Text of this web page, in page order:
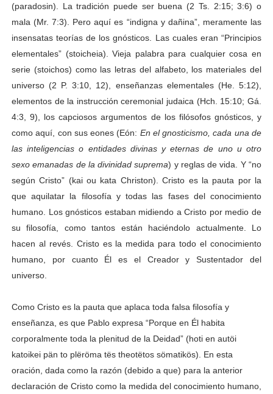
(paradosin). La tradición puede ser buena (2 Ts. 2:15; 3:6) o
mala (Mr. 7:3). Pero aquí es “indigna y dañina”, meramente las
insensatas teorías de los gnósticos. Las cuales eran “Principios
elementales” (stoicheia). Vieja palabra para cualquier cosa en
serie (stoichos) como las letras del alfabeto, los materiales del
universo (2 P. 3:10, 12), enseñanzas elementales (He. 5:12),
elementos de la instrucción ceremonial judaica (Hch. 15:10; Gá.
4:3, 9), los capciosos argumentos de los filósofos gnósticos, y
como aquí, con sus eones (Eón: En el gnosticismo, cada una de
las inteligencias o entidades divinas y eternas de uno u otro
sexo emanadas de la divinidad suprema) y reglas de vida. Y “no
según Cristo” (kai ou kata Christon). Cristo es la pauta por la
que aquilatar la filosofía y todas las fases del conocimiento
humano. Los gnósticos estaban midiendo a Cristo por medio de
su filosofía, como tantos están haciéndolo actualmente. Lo
hacen al revés. Cristo es la medida para todo el conocimiento
humano, por cuanto Él es el Creador y Sustentador del
universo.
Como Cristo es la pauta que aplaca toda falsa filosofía y
enseñanza, es que Pablo expresa “Porque en Él habita
corporalmente toda la plenitud de la Deidad” (hoti en autöi
katoikei pän to plëröma tës theotëtos sömatikös). En esta
oración, dada como la razón (debido a que) para la anterior
declaración de Cristo como la medida del conocimiento humano,